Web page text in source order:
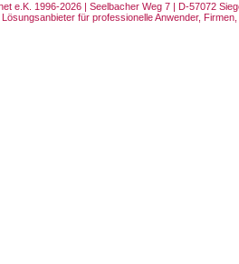
e.K. 1996-2026 | Seelbacher Weg 7 | D-57072
für professionelle Anwender,